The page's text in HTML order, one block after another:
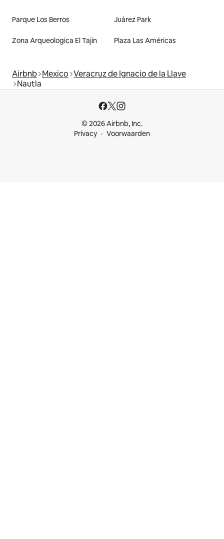
Parque Los Berros Juárez Park
Zona Arqueologica El Tajín Plaza Las Américas
Airbnb Mexico Veracruz de Ignacio de la Llave
Nautla
© 2026 Airbnb, Inc.
Privacy
Voorwaarden